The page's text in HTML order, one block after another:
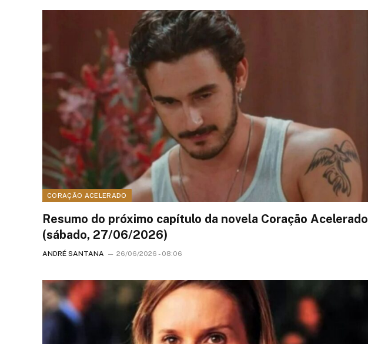
CORAÇÃO ACELERADO
Resumo do próximo capítulo da novela Coração Acelerado
(sábado, 27/06/2026)
ANDRÉ SANTANA 26/06/2026 - 08:06